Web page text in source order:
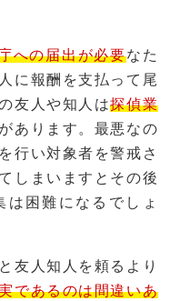
への届出が必要なた
に報酬を支払って尾
友人や知人は探偵業
あります。最悪なの
行い対象者を警戒さ
しまいますとその後
困難になるでしょ
友人知人を頼るより
であるのは間違いあ